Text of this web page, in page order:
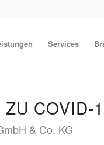
Services
ZU COVID-
& Co. KG